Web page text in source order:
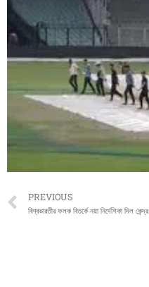
Prev
PREVIOUS
বিশ্বভারতীর ফলক বিতর্কে নয়া নির্দেশিকা দিল কেন্দ্র